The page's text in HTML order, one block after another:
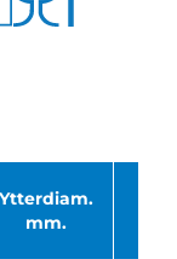
Ytterdiam.
mm.